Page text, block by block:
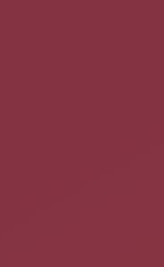
d'accès).
cette ligne dans le
d'être un peu lourd.
suivant…
sauvegarde
d'un double-clic.
collez le contenu ci-
«sauvegarde-